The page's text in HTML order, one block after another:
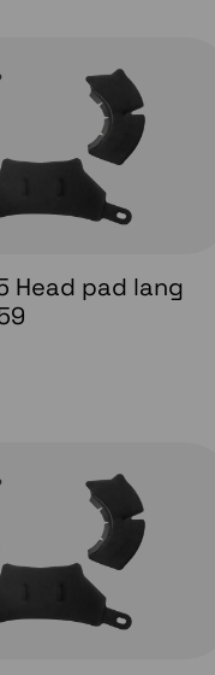
Head pad lang